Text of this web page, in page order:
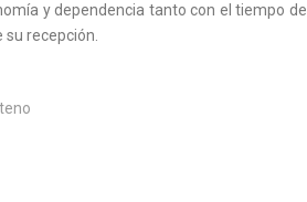
y dependencia tanto con el tiempo de
recepción.